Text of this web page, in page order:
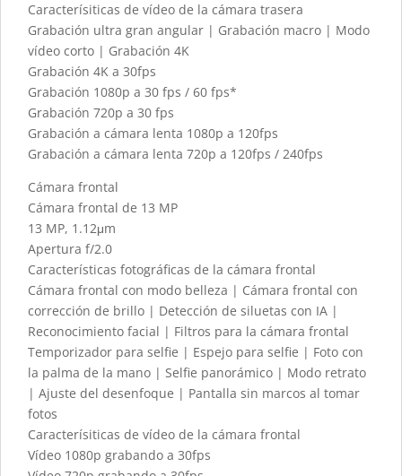
Caracterísiticas de vídeo de la cámara trasera
Grabación ultra gran angular | Grabación macro | Modo
vídeo corto | Grabación 4K
Grabación 4K a 30fps
Grabación 1080p a 30 fps / 60 fps*
Grabación 720p a 30 fps
Grabación a cámara lenta 1080p a 120fps
Grabación a cámara lenta 720p a 120fps / 240fps
Cámara frontal
Cámara frontal de 13 MP
13 MP, 1.12μm
Apertura f/2.0
Características fotográficas de la cámara frontal
Cámara frontal con modo belleza | Cámara frontal con
corrección de brillo | Detección de siluetas con IA |
Reconocimiento facial | Filtros para la cámara frontal
Temporizador para selfie | Espejo para selfie | Foto con
la palma de la mano | Selfie panorámico | Modo retrato
| Ajuste del desenfoque | Pantalla sin marcos al tomar
fotos
Caracterísiticas de vídeo de la cámara frontal
Vídeo 1080p grabando a 30fps